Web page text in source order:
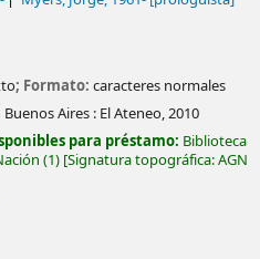
; Formato: caracteres normales
Buenos Aires : El Ateneo,2010
para préstamo: Biblioteca
(1) Signatura topográfica:AGN